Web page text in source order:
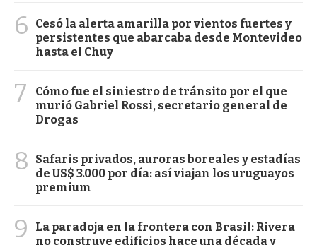
6
Cesó la alerta amarilla por vientos fuertes y
persistentes que abarcaba desde Montevideo
hasta el Chuy
7
Cómo fue el siniestro de tránsito por el que
murió Gabriel Rossi, secretario general de
Drogas
8
Safaris privados, auroras boreales y estadías
de US$ 3.000 por día: así viajan los uruguayos
premium
9
La paradoja en la frontera con Brasil: Rivera
no construye edificios hace una década y